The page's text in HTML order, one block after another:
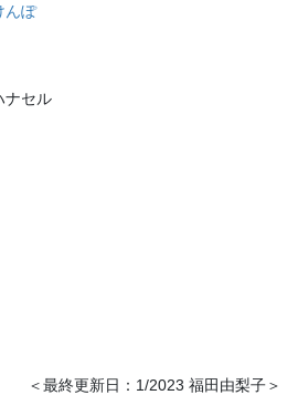
んぽ
ナセル
＜最終更新日：1/2023 福田由梨子＞